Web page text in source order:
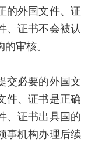
的外国文件、证
、证书不会被认
审核。
必要的外国文
件、证书是正确
、证书出具国的
事机构办理后续